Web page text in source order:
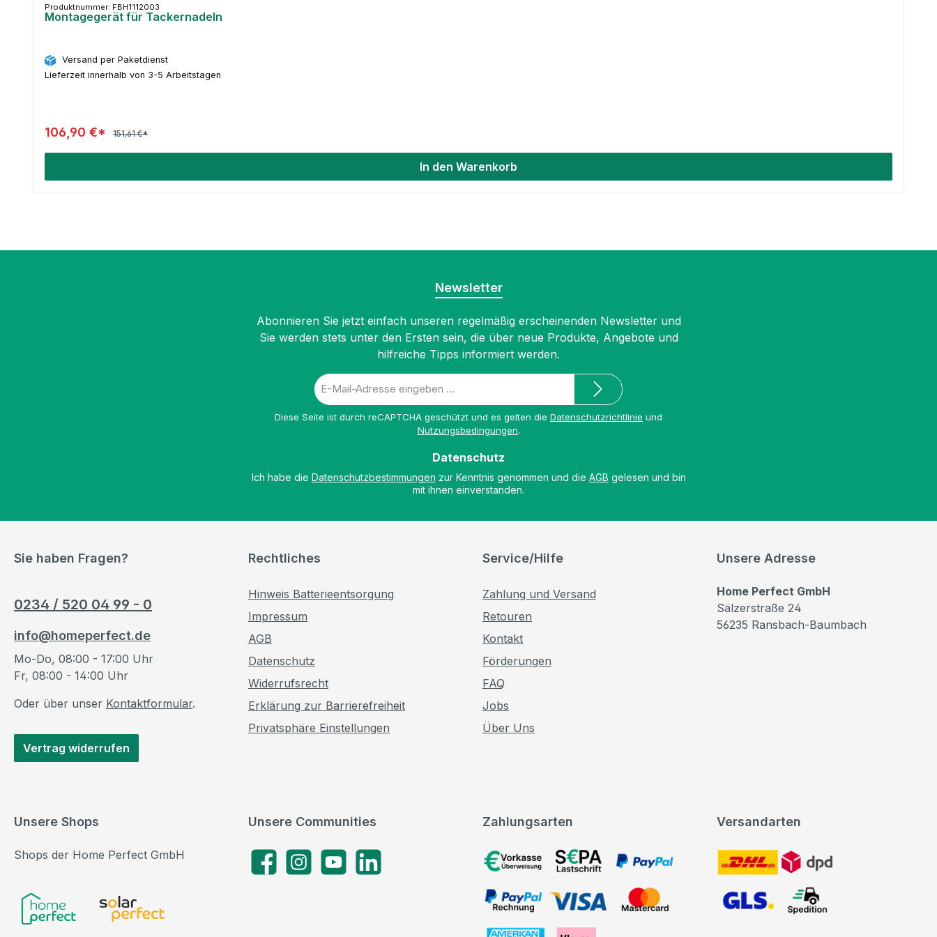
Produktnummer: FBH1112003
Montagegerät für Tackernadeln
Versand per Paketdienst
Lieferzeit innerhalb von 3-5 Arbeitstagen
106,90 €* 151,61 €*
In den Warenkorb
Newsletter
Abonnieren Sie jetzt einfach unseren regelmäßig erscheinenden Newsletter und
Sie werden stets unter den Ersten sein, die über neue Produkte, Angebote und
hilfreiche Tipps informiert werden.
E-
Mail-
Diese Seite ist durch reCAPTCHA geschützt und es gelten die Datenschutzrichtlinie und
Nutzungsbedingungen.
Datenschutz
Ich habe die Datenschutzbestimmungen zur Kenntnis genommen und die AGB gelesen und bin
mit ihnen einverstanden.
Sie haben Fragen?
0234 / 520 04 99 - 0
info@homeperfect.de
Mo-Do, 08:00 - 17:00 Uhr
Fr, 08:00 - 14:00 Uhr
Oder über unser Kontaktformular.
Vertrag widerrufen
Rechtliches
Hinweis Batterieentsorgung
Impressum
AGB
Datenschutz
Widerrufsrecht
Erklärung zur Barrierefreiheit
Privatsphäre Einstellungen
Service/Hilfe
Zahlung und Versand
Retouren
Kontakt
Förderungen
FAQ
Jobs
Über Uns
Zahlungsarten
Vorkasse, SEPA-Lastschrift, PayPal
Versandarten
Unsere Adresse
Home Perfect GmbH
Sälzerstraße 24
56235 Ransbach-Baumbach
Unsere Communities
FacebookInstagramYouTubeLinkedIn
Unsere Shops
Shops der Home Perfect GmbH